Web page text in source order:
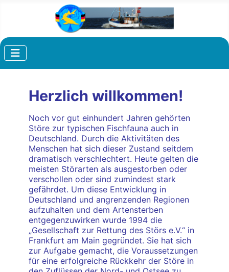
Herzlich willkommen!
Noch vor gut einhundert Jahren gehörten
Störe zur typischen Fischfauna auch in
Deutschland. Durch die Aktivitäten des
Menschen hat sich dieser Zustand seitdem
dramatisch verschlechtert. Heute gelten die
meisten Störarten als ausgestorben oder
verschollen oder sind zumindest stark
gefährdet. Um diese Entwicklung in
Deutschland und angrenzenden Regionen
aufzuhalten und dem Artensterben
entgegenzuwirken wurde 1994 die
„Gesellschaft zur Rettung des Störs e.V.“ in
Frankfurt am Main gegründet. Sie hat sich
zur Aufgabe gemacht, die Voraussetzungen
für eine erfolgreiche Rückkehr der Störe in